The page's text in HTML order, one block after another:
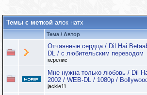
Темы с меткой алок натх
Тема / Автор
Отчаянные сердца / Dil Hai
DL / с любительским переводом
керелис
Мне нужна только любовь / Dil
2002 / WEB-DL / 1080p /
jackie11